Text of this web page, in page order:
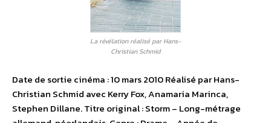
La révélation réalisé par Hans-
Christian Schmid
Date de sortie cinéma : 10 mars 2010 Réalisé par Hans-
Christian Schmid avec Kerry Fox, Anamaria Marinca,
Stephen Dillane. Titre original : Storm – Long-métrage